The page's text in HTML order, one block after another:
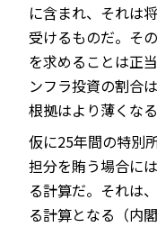
に含まれ、それは
受けるものだ。そ
を求めることは正
ンフラ投資の割合
根拠はより薄くなる
仮に25年間の特別
担分を賄う場合に
る計算だ。それは
る計算となる（内